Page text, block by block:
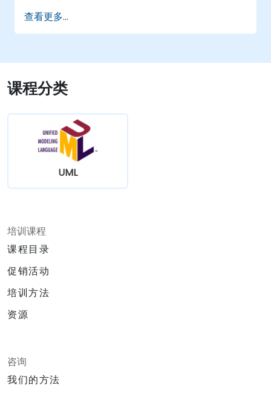
查看更多...
课程分类
UML
培训课程
课程目录
促销活动
培训方法
资源
咨询
我们的方法